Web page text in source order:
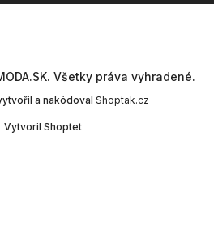
Vytvoril Shoptet
. Všetky práva vyhradené.
a nakódoval Shoptak.cz